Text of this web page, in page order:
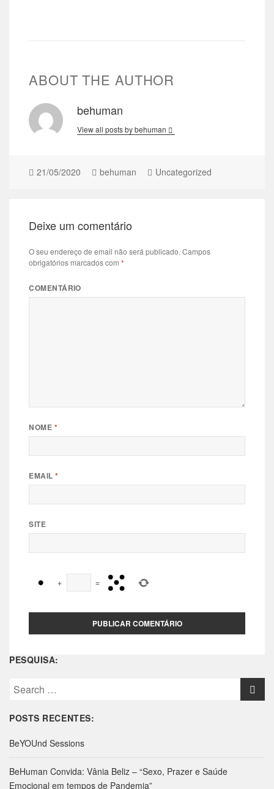
ABOUT THE AUTHOR
behuman
View all posts by behuman
21/05/2020 behuman Uncategorized
Deixe um comentário
O seu endereço de email não será publicado. Campos
obrigatórios marcados com*
COMENTÁRIO
NOME *
EMAIL*
SITE
+ =
PESQUISA:
S
a
c
f
o
POSTS RECENTES:
BeYOUnd Sessions
BeHuman Convida: Vânia Beliz – “Sexo, Prazer e Saúde
Emocional em tempos de Pandemia”